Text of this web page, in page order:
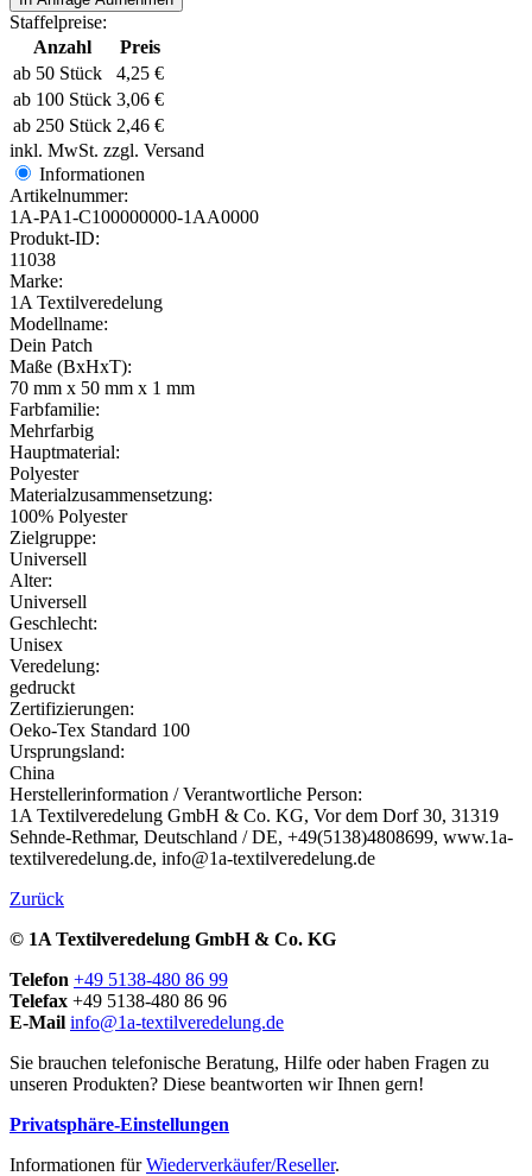
Staffelpreise:
Anzahl
Preis
ab 50 Stück
4,25 €
ab 100 Stück 3,06 €
ab 250 Stück 2,46 €
inkl. MwSt. zzgl. Versand
Informationen
Artikelnummer:
1A-PA1-C100000000-1AA0000
Produkt-ID:
11038
Marke:
1A Textilveredelung
Modellname:
Dein Patch
Maße (BxHxT):
70 mm x 50 mm x 1 mm
Farbfamilie:
Mehrfarbig
Hauptmaterial:
Polyester
Materialzusammensetzung:
100% Polyester
Zielgruppe:
Universell
Alter:
Universell
Geschlecht:
Unisex
Veredelung:
gedruckt
Zertifizierungen:
Oeko-Tex Standard 100
Ursprungsland:
China
Herstellerinformation / Verantwortliche Person:
1A Textilveredelung GmbH & Co. KG, Vor dem Dorf 30, 31319
Sehnde-Rethmar, Deutschland / DE, +49(5138)4808699, www.1a-
textilveredelung.de, info@1a-textilveredelung.de
Zurück
© 1A Textilveredelung GmbH & Co. KG
Telefon +49 5138-480 86 99
Telefax +49 5138-480 86 96
E-Mail info@1a-textilveredelung.de
Sie brauchen telefonische Beratung, Hilfe oder haben Fragen zu
unseren Produkten? Diese beantworten wir Ihnen gern!
Privatsphäre-Einstellungen
Informationen fürWiederverkäufer/Reseller.